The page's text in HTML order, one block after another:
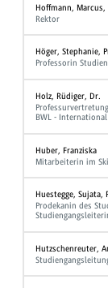
Hoffmann, Marcus,
Rektor
Höger, Stephanie,
Professorin
Holz, Rüdiger, Dr.
Professurvertretung
BWL -
Huber, Franziska
Mitarbeiterin im
Huestegge, Sujata,
Prodekanin des
Hutzschenreuter,